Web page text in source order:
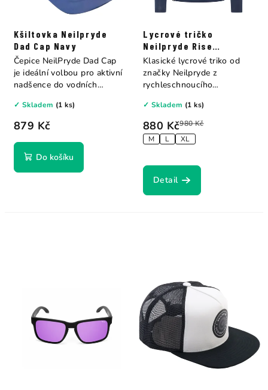
Kšiltovka Neilpryde
Dad Cap Navy
879 Kč
✓ Skladem (1 ks)
Do košíku
Čepice NeilPryde Dad Cap
je ideální volbou pro aktivní
nadšence do vodních
Lycrové tričko
Neilpryde Rise
Rashguard L/S
880 Kč980 Kč
M L XL
✓ Skladem (1 ks)
Detail
Klasické lycrové triko od
značky Neilpryde z
rychleschnoucího